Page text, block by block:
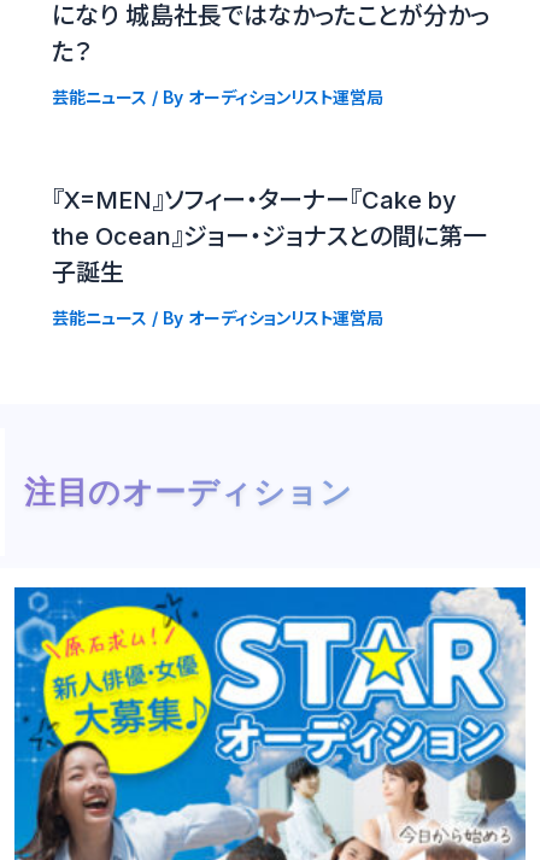
になり 城島社長ではなかったことが分かっ
た？
芸能ニュース / By オーディションリスト運営局
『X=MEN』ソフィー・ターナー『Cake by
the Ocean』ジョー・ジョナスとの間に第一
子誕生
芸能ニュース / By オーディションリスト運営局
注目のオーディション